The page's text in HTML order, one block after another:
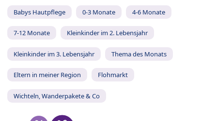
Babys Hautpflege 0-3 Monate 4-6 Monate
7-12 Monate Kleinkinder im 2. Lebensjahr
Kleinkinder im 3. Lebensjahr Thema des Monats
Eltern in meiner Region Flohmarkt
Wichteln, Wanderpakete & Co